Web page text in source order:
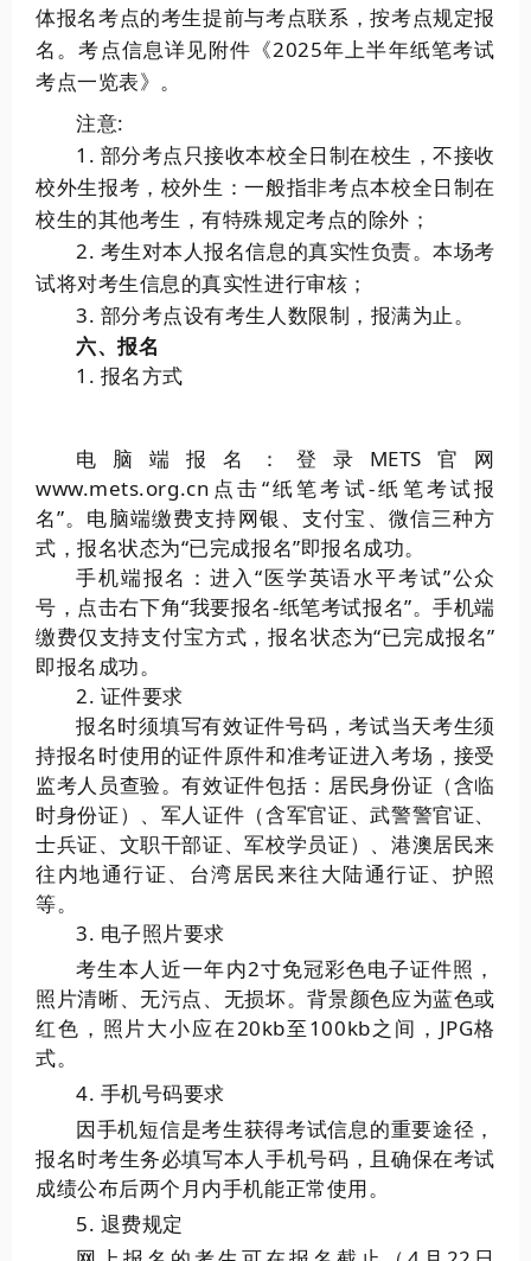
体报名考点的考生提前与考点联系，按考点规定报
名。考点信息详见附件《2025年上半年纸笔考试
考点一览表》。
注意:
1. 部分考点只接收本校全日制在校生，不接收
校外生报考，校外生：一般指非考点本校全日制在
校生的其他考生，有特殊规定考点的除外；
2. 考生对本人报名信息的真实性负责。本场考
试将对考生信息的真实性进行审核；
3. 部分考点设有考生人数限制，报满为止。
六、报名
1. 报名方式
电脑端报名：登录METS官网
www.mets.org.cn点击“纸笔考试-纸笔考试报
名”。电脑端缴费支持网银、支付宝、微信三种方
式，报名状态为“已完成报名”即报名成功。
手机端报名：进入“医学英语水平考试”公众
号，点击右下角“我要报名-纸笔考试报名”。手机端
缴费仅支持支付宝方式，报名状态为“已完成报名”
即报名成功。
2. 证件要求
报名时须填写有效证件号码，考试当天考生须
持报名时使用的证件原件和准考证进入考场，接受
监考人员查验。有效证件包括：居民身份证（含临
时身份证）、军人证件（含军官证、武警警官证、
士兵证、文职干部证、军校学员证）、港澳居民来
往内地通行证、台湾居民来往大陆通行证、护照
等。
3. 电子照片要求
考生本人近一年内2寸免冠彩色电子证件照，
照片清晰、无污点、无损坏。背景颜色应为蓝色或
红色，照片大小应在20kb至100kb之间，JPG格
式。
4. 手机号码要求
因手机短信是考生获得考试信息的重要途径，
报名时考生务必填写本人手机号码，且确保在考试
成绩公布后两个月内手机能正常使用。
5. 退费规定